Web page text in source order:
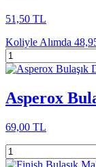
51,50 TL
Koliyle Alımda
Asperox
69,00 TL